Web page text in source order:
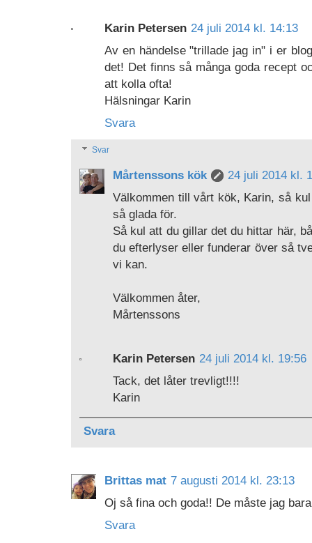
Karin Petersen 24 juli 2014 kl. 14:13
Av en händelse "trillade jag in" i er
det! Det finns så många goda recept
att kolla ofta!
Hälsningar Karin
Svara
Svar
Mårtenssons kök
24 juli 2014 kl.
Välkommen till vårt kök, Karin, så
så glada för.
Så kul att du gillar det du hittar här,
du efterlyser eller funderar över så
vi kan.
Välkommen åter,
Mårtenssons
Karin Petersen 24 juli 2014 kl. 19:56
Tack, det låter trevligt!!!!
Karin
Svara
Brittas mat 7 augusti 2014 kl. 23:13
Oj så fina och goda!! De måste jag
Svara